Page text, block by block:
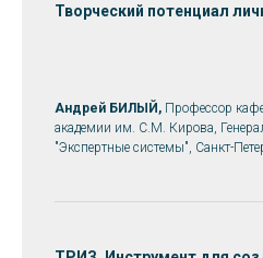
Творческий потенциал
Андрей БИЛЫЙ, Профессор
академии им. С.М. Кирова,
"Экспертные системы", Санкт-